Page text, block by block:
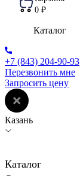
0 ₽
Каталог
+7 (843) 204-90-93
Перезвонить мне
Запросить цену
Казань
Каталог